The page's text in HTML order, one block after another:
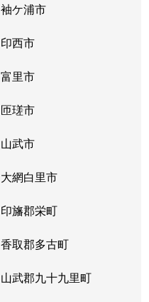
袖ケ浦市
印西市
富里市
匝瑳市
山武市
大網白里市
印旛郡栄町
香取郡多古町
山武郡九十九里町